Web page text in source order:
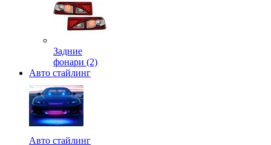
Задние
фонари (2)
Авто стайлинг
Авто стайлинг